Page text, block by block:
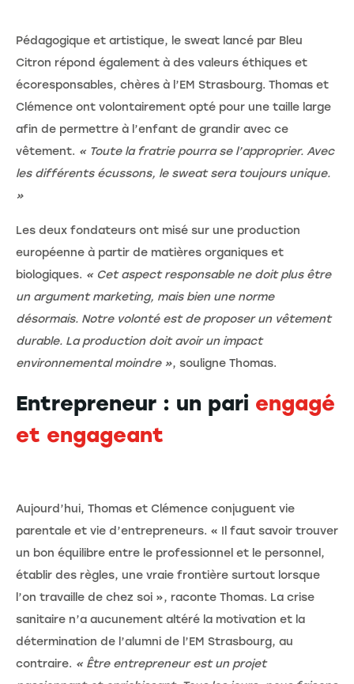
Pédagogique et artistique, le sweat lancé par Bleu
Citron répond également à des valeurs éthiques et
écoresponsables, chères à l’EM Strasbourg. Thomas et
Clémence ont volontairement opté pour une taille large
afin de permettre à l’enfant de grandir avec ce
vêtement. « Toute la fratrie pourra se l’approprier. Avec
les différents écussons, le sweat sera toujours unique.
»
Les deux fondateurs ont misé sur une production
européenne à partir de matières organiques et
biologiques. « Cet aspect responsable ne doit plus être
un argument marketing, mais bien une norme
désormais. Notre volonté est de proposer un vêtement
durable. La production doit avoir un impact
environnemental moindre », souligne Thomas.
Entrepreneur : un pari engagé
et engageant
Aujourd’hui, Thomas et Clémence conjuguent vie
parentale et vie d’entrepreneurs. « Il faut savoir trouver
un bon équilibre entre le professionnel et le personnel,
établir des règles, une vraie frontière surtout lorsque
l’on travaille de chez soi », raconte Thomas. La crise
sanitaire n’a aucunement altéré la motivation et la
détermination de l’alumni de l’EM Strasbourg, au
contraire. « Être entrepreneur est un projet